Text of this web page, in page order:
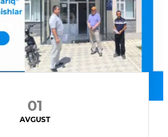
01
AVGUST